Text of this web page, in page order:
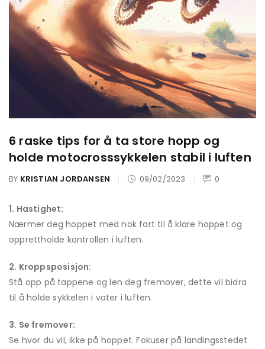
6 raske tips for å ta store hopp og
holde motocrosssykkelen stabil i luften
BY KRISTIAN JORDANSEN 09/02/2023 0
1. Hastighet:
Nærmer deg hoppet med nok fart til å klare hoppet og
opprettholde kontrollen i luften.
2. Kroppsposisjon:
Stå opp på tappene og len deg fremover, dette vil bidra
til å holde sykkelen i vater i luften.
3. Se fremover:
Se hvor du vil, ikke på hoppet. Fokuser på landingsstedet